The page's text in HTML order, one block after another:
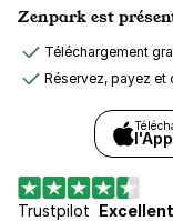
Zenpark est
Téléchargement
Réservez, payez
Trustpilot